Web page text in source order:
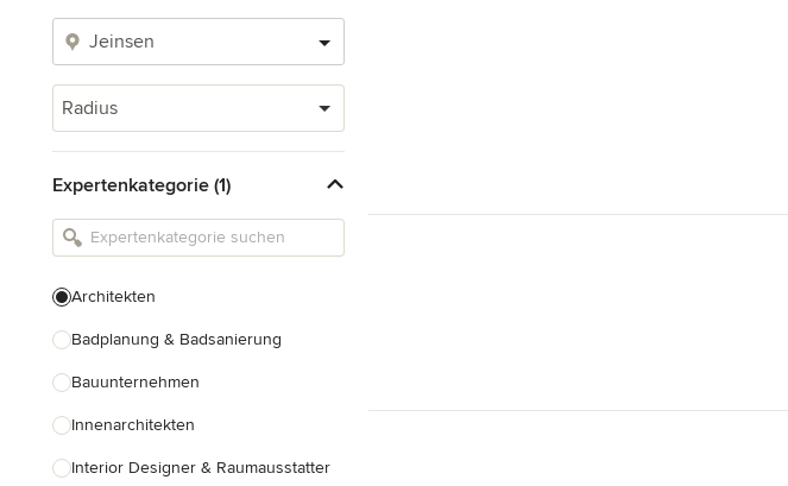
Radius
Expertenkategorie (1)
Architekten
Badplanung & Badsanierung
Bauunternehmen
Innenarchitekten
Interior Designer & Raumausstatter